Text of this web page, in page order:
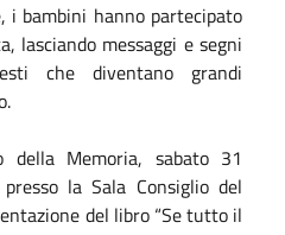
i bambini hanno partecipato
lasciando messaggi e segni
che diventano grandi
della Memoria, sabato 31
la Sala Consiglio del
del libro “Se tutto il